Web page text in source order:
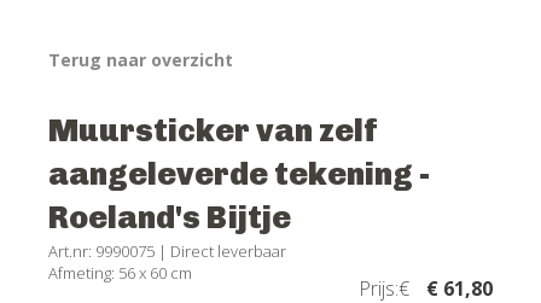
Terug naar overzicht
Muursticker van zelf
aangeleverde tekening -
Roeland's Bijtje
Art.nr: 9990075 | Direct leverbaar
Afmeting: 56 x 60 cm
Prijs:€ € 61,80